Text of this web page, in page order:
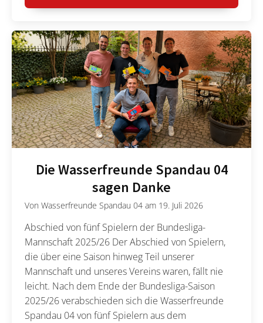
Die Wasserfreunde Spandau 04
sagen Danke
VonWasserfreunde Spandau 04 am 19. Juli 2026
Abschied von fünf Spielern der Bundesliga-
Mannschaft 2025/26 Der Abschied von Spielern,
die über eine Saison hinweg Teil unserer
Mannschaft und unseres Vereins waren, fällt nie
leicht. Nach dem Ende der Bundesliga-Saison
2025/26 verabschieden sich die Wasserfreunde
Spandau 04 von fünf Spielern aus dem